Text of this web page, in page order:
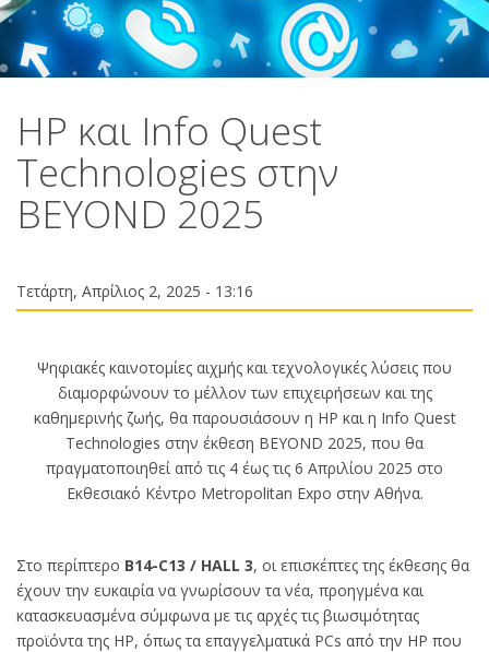
HP και Info Quest
Technologies στην
BEYOND 2025
Τετάρτη, Απρίλιος 2, 2025 - 13:16
Ψηφιακές καινοτομίες αιχμής και τεχνολογικές λύσεις που
διαμορφώνουν το μέλλον των επιχειρήσεων και της
καθημερινής ζωής, θα παρουσιάσουν η HP και η Info Quest
Technologies στην έκθεση BEYOND 2025, που θα
πραγματοποιηθεί από τις 4 έως τις 6 Απριλίου 2025 στο
Εκθεσιακό Κέντρο Metropolitan Expo στην Αθήνα.
Στο περίπτερο B14-C13 / HALL 3, οι επισκέπτες της έκθεσης θα
έχουν την ευκαιρία να γνωρίσουν τα νέα, προηγμένα και
κατασκευασμένα σύμφωνα με τις αρχές τις βιωσιμότητας
προϊόντα της HP, όπως τα επαγγελματικά PCs από την HP που